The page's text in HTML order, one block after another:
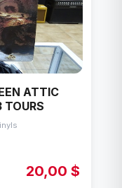
ATTIC
TOURS
20,00 $